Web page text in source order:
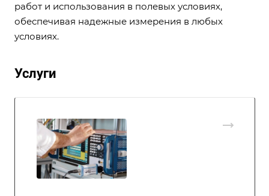
работ и использования в полевых условиях,
обеспечивая надежные измерения в любых
условиях.
Услуги